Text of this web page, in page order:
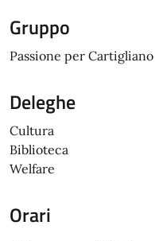
Gruppo
Passione per Cartigliano
Deleghe
Cultura
Biblioteca
Welfare
Orari